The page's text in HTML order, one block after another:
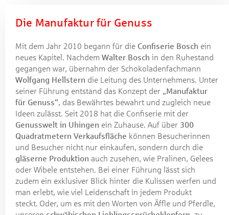
Die Manufaktur für Genuss
Mit dem Jahr 2010 begann für die Confiserie Bosch ein
neues Kapitel. Nachdem Walter Bosch in den Ruhestand
gegangen war, übernahm der Schokoladenfachmann
Wolfgang Hellstern die Leitung des Unternehmens. Unter
seiner Führung entstand das Konzept der „Manufaktur
für Genuss“, das Bewährtes bewahrt und zugleich neue
Ideen zulässt. Seit 2018 hat die Confiserie mit der
Genusswelt in Uhingen ein Zuhause. Auf über 300
Quadratmetern Verkaufsfläche können Besucherinnen
und Besucher nicht nur einkaufen, sondern durch die
gläserne Produktion auch zusehen, wie Pralinen, Gelees
oder Wibele entstehen. Bei einer Führung lässt sich
zudem ein exklusiver Blick hinter die Kulissen werfen und
man erlebt, wie viel Leidenschaft in jedem Produkt
steckt. Oder, um es mit den Worten von Äffle und Pferdle,